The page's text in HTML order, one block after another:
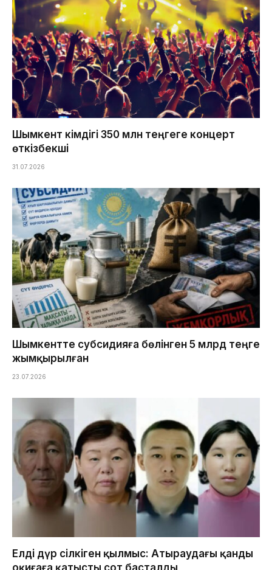
Шымкент әкімдігі 350 млн теңгеге концерт
өткізбекші
31.07.2026
Шымкентте субсидияға бөлінген 5 млрд теңге
жымқырылған
23.07.2026
Елді дүр сілкіген қылмыс: Атыраудағы қанды